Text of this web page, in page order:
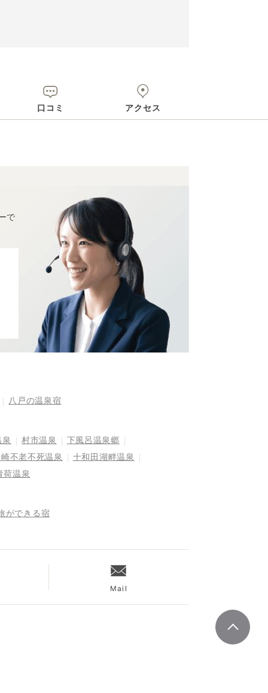
口コミ アクセス
で
八戸の温泉宿
村市温泉
下風呂温泉郷
不老不死温泉
十和田湖畔温泉
荷温泉
ができる宿
Mail